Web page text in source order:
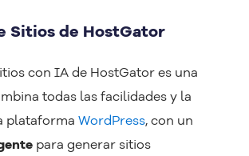
Sitios de HostGator
con IA de HostGator es una
todas las facilidades y la
plataforma WordPress, con un
para generar sitios